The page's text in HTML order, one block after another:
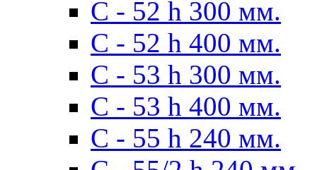
C - 52 h 300 мм.
C - 52 h 400 мм.
С - 53 h 300 мм.
С - 53 h 400 мм.
С - 55 h 240 мм.